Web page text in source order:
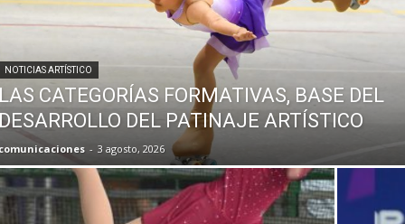
NOTICIAS ARTÍSTICO
CATEGORÍAS FORMATIVAS, BASE DEL
DEL PATINAJE ARTÍSTICO
- 3 agosto, 2026